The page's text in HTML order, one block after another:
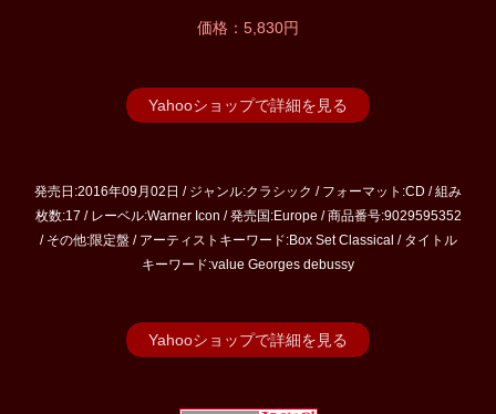
価格：5,830円
Yahooショップで詳細を見る
発売日:2016年09月02日 / ジャンル:クラシック / フォーマット:CD / 組み
枚数:17 / レーベル:Warner Icon / 発売国:Europe / 商品番号:9029595352
/ その他:限定盤 / アーティストキーワード:Box Set Classical / タイトル
キーワード:value Georges debussy
Yahooショップで詳細を見る